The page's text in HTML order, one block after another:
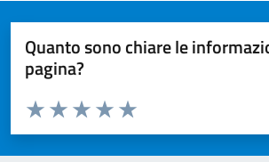
Quanto sono chiare le
pagina?
Valuta da 1 a 5 stelle la pagina
Valuta 5 stelle su 5
Valuta 4 stelle su 5
Valuta 3 stelle su 5
Valuta 2 stelle su 5
Valuta 1 stelle su 5